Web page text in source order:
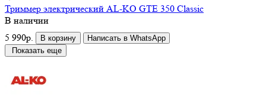
Триммер электрический AL-KO GTE 350 Classic
В наличии
5 990р.
В корзину
Написать в WhatsApp
Показать еще